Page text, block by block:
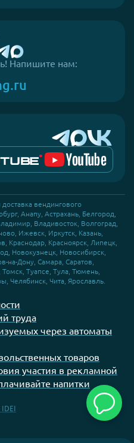
Напишите нам:
вендингового
Анапу, Астрахань, Белгород,
Владивосток, Волгоград,
Ижевск, Иркутск, Казань,
Краснодар, Красноярск, Липецк,
Новокузнецк, Новосибирск,
на-Дону, Самара, Саратов,
Туапсе, Тула, Тюмень,
Челябинск, Чита, Ярославль.
труда
через автоматы
товаров
участия в рекламной
напитки
IDEI